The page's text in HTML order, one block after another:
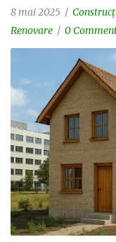
8 mai 2025
Renovare
0